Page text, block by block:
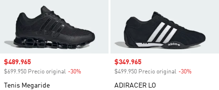
Precio de venta
$489.965
$699.950 Precio original -30%
Tenis Megaride
Precio de venta
$349.965
$499.950 Precio original -30%
ADIRACER LO